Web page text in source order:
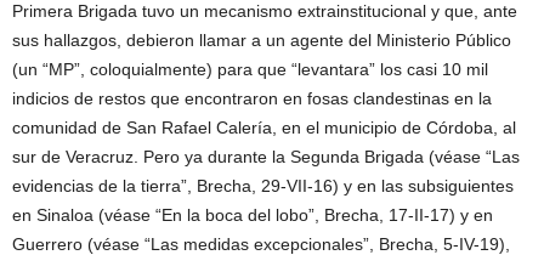
Primera Brigada tuvo un mecanismo extrainstitucional y que, ante
sus hallazgos, debieron llamar a un agente del Ministerio Público
(un “MP”, coloquialmente) para que “levantara” los casi 10 mil
indicios de restos que encontraron en fosas clandestinas en la
comunidad de San Rafael Calería, en el municipio de Córdoba, al
sur de Veracruz. Pero ya durante la Segunda Brigada (véase “Las
evidencias de la tierra”, Brecha, 29-VII-16) y en las subsiguientes
en Sinaloa (véase “En la boca del lobo”, Brecha, 17-II-17) y en
Guerrero (véase “Las medidas excepcionales”, Brecha, 5-IV-19),